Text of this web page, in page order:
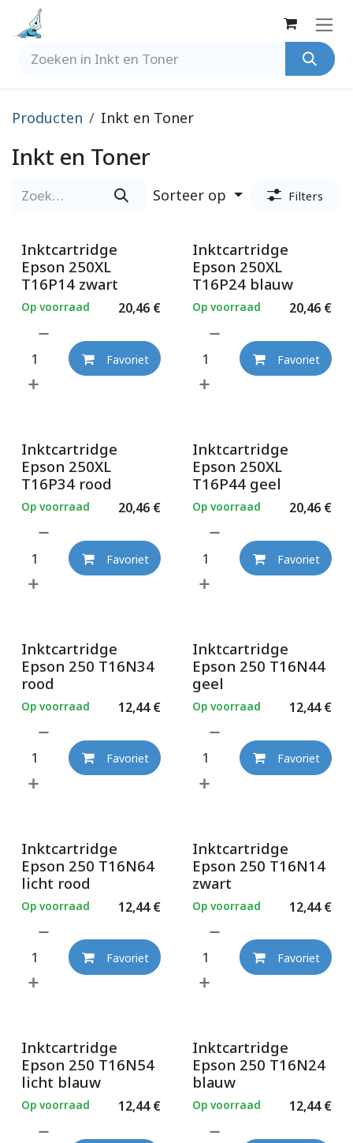
Overslaan naar inhoud
Producten Inkt en Toner
Inkt en Toner
Sorteer op Filters
Inktcartridge
Epson 250XL
T16P14 zwart
20,46€
Op voorraad
Favoriet
Inktcartridge
Epson 250XL
T16P24 blauw
20,46€
Op voorraad
Favoriet
Inktcartridge
Epson 250XL
T16P34 rood
20,46€
Op voorraad
Favoriet
Inktcartridge
Epson 250XL
T16P44 geel
20,46€
Op voorraad
Favoriet
Inktcartridge
Epson 250 T16N34
rood
12,44€
Op voorraad
Favoriet
Inktcartridge
Epson 250 T16N44
geel
12,44€
Op voorraad
Favoriet
Inktcartridge
Epson 250 T16N64
licht rood
12,44€
Op voorraad
Favoriet
Inktcartridge
Epson 250 T16N14
zwart
12,44€
Op voorraad
Favoriet
Inktcartridge
Epson 250 T16N54
licht blauw
12,44€
Op voorraad
Inktcartridge
Epson 250 T16N24
blauw
12,44€
Op voorraad